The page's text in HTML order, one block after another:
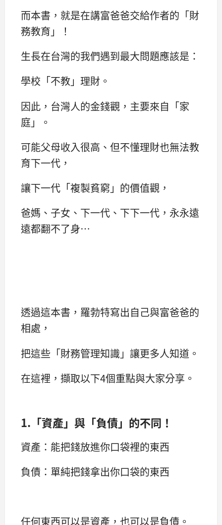
而本書，就是在講富爸爸交給作者的「財
務教育」！
生長在台灣的我們遇到最大問題應該是：
學校「不教」理財。
因此，台灣人的金錢觀，主要來自「家
庭」。
可能父母收入很高、但不懂理財也無法教
育下一代，
讓下一代「複製貧窮」的價值觀，
爸媽、子女、下一代、下下一代，永永遠
遠都翻不了身…
透過這本書，羅勃特寫出自己與富爸爸的
相處，
把這些「財務管理知識」讓更多人知道。
在這裡，擷取以下4個重點與大家分享。
1. 「資產」與「負債」的不同！
資產：能把錢放進你口袋裡的東西
負債：單純把錢拿出你口袋的東西
任何東西可以是資產，也可以是負債。